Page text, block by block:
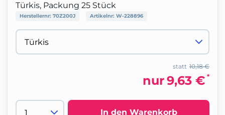
Türkis, Packung 25 Stück
Herstellernr: 70Z200J Artikelnr: W-228896
10,18 €
statt
nur9,63 € *
In den Warenkorb